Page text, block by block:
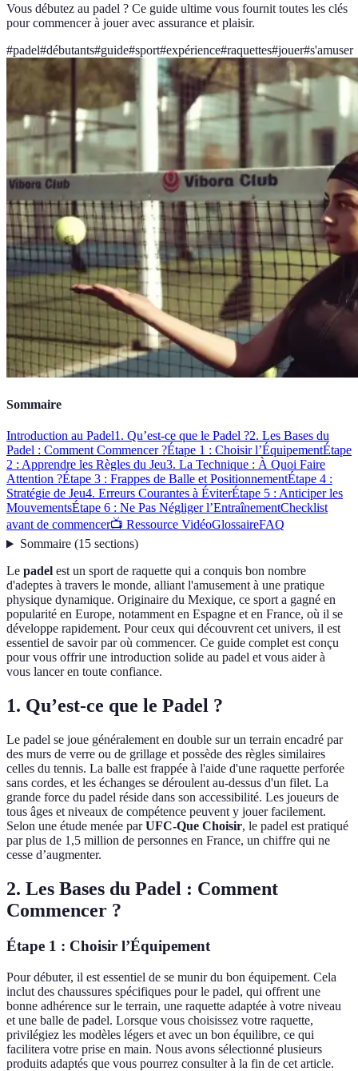
Vous débutez au padel ? Ce guide ultime vous fournit toutes les clés
pour commencer à jouer avec assurance et plaisir.
#padel#débutants#guide#sport#expérience#raquettes#jouer#s'amuser
Sommaire
Introduction au Padel1. Qu’est-ce que le Padel ?2. Les Bases du
Padel : Comment Commencer ?Étape 1 : Choisir l’ÉquipementÉtape
2 : Apprendre les Règles du Jeu3. La Technique : À Quoi Faire
Attention ?Étape 3 : Frappes de Balle et PositionnementÉtape 4 :
Stratégie de Jeu4. Erreurs Courantes à ÉviterÉtape 5 : Anticiper les
MouvementsÉtape 6 : Ne Pas Négliger l’EntraînementChecklist
avant de commencer📺 Ressource VidéoGlossaireFAQ
Sommaire(15 sections)
Le padel est un sport de raquette qui a conquis bon nombre
d'adeptes à travers le monde, alliant l'amusement à une pratique
physique dynamique. Originaire du Mexique, ce sport a gagné en
popularité en Europe, notamment en Espagne et en France, où il se
développe rapidement. Pour ceux qui découvrent cet univers, il est
essentiel de savoir par où commencer. Ce guide complet est conçu
pour vous offrir une introduction solide au padel et vous aider à
vous lancer en toute confiance.
1. Qu’est-ce que le Padel ?
Le padel se joue généralement en double sur un terrain encadré par
des murs de verre ou de grillage et possède des règles similaires
celles du tennis. La balle est frappée à l'aide d'une raquette perforée
sans cordes, et les échanges se déroulent au-dessus d'un filet. La
grande force du padel réside dans son accessibilité. Les joueurs de
tous âges et niveaux de compétence peuvent y jouer facilement.
Selon une étude menée parUFC-Que Choisir, le padel est pratiqué
par plus de 1,5 million de personnes en France, un chiffre qui ne
cesse d’augmenter.
2. Les Bases du Padel : Comment
Commencer ?
Étape 1 : Choisir l’Équipement
Pour débuter, il est essentiel de se munir du bon équipement. Cela
inclut des chaussures spécifiques pour le padel, qui offrent une
bonne adhérence sur le terrain, une raquette adaptée à votre niveau
et une balle de padel. Lorsque vous choisissez votre raquette,
privilégiez les modèles légers et avec un bon équilibre, ce qui
facilitera votre prise en main. Nous avons sélectionné plusieurs
produits adaptés que vous pourrez consulter à la fin de cet article.